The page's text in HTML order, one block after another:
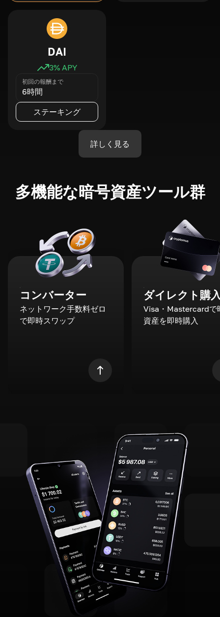
DAI
3% APY
初回の報酬まで
6時間
ステーキング
詳しく見る
多機能な暗号資産ツール群
コンバーター
ネットワーク手数料ゼロ
で即時スワップ
ダイレクト購
Visa・Mastercardで
資産を即時購入